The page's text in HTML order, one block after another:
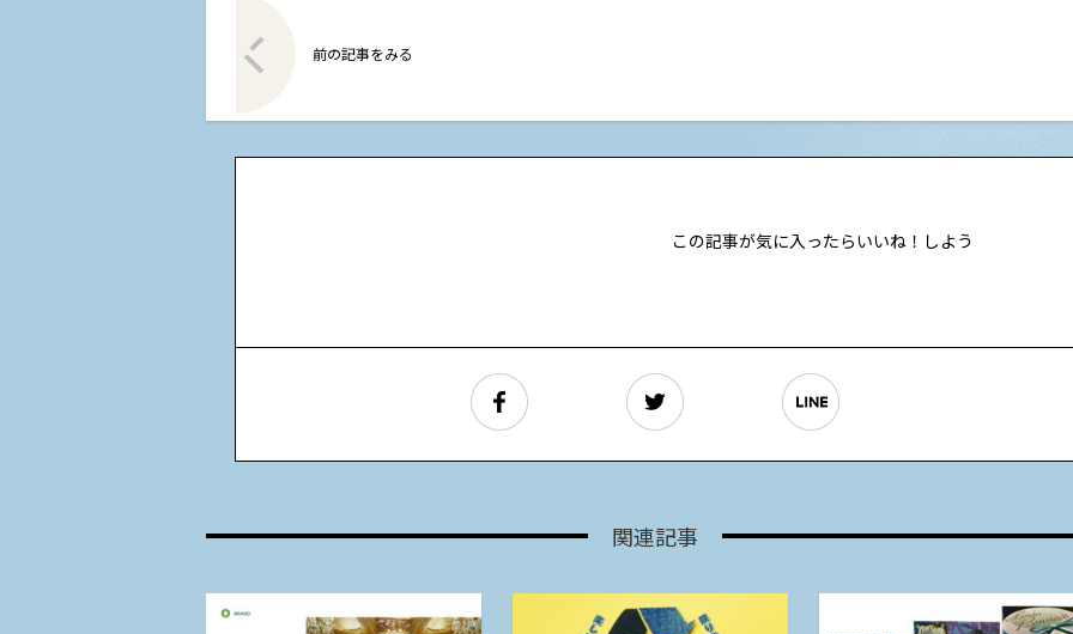
前の記事をみる
この記事が気に入ったらいいね！しよう
関連記事